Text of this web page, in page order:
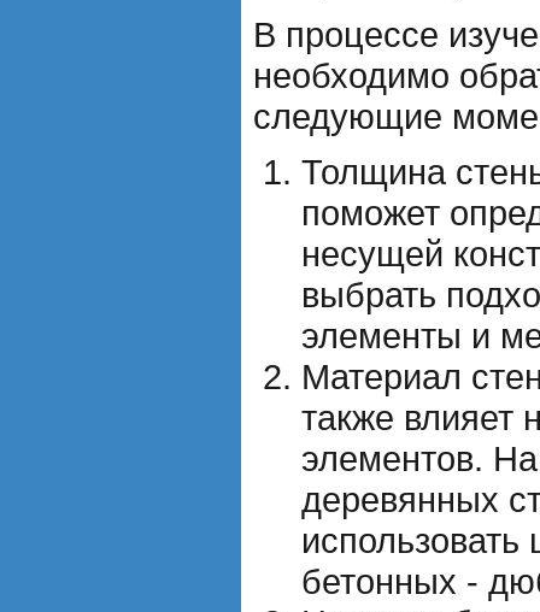
В процессе
необходимо
следующие
Толщина
поможет
несущей
выбрать
элементы и
Материал
также влияет
элементов.
деревянных
бетонных -